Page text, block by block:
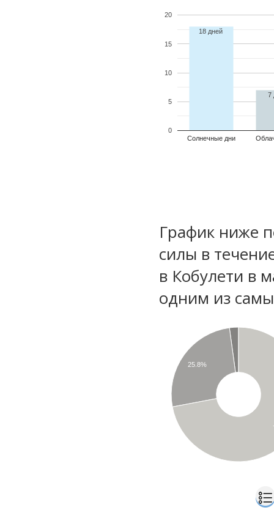
Солнечные дни
0
5
10
15
20
18 дней
7
График ниже
силы в
в Кобулети в
одним из
25.8%